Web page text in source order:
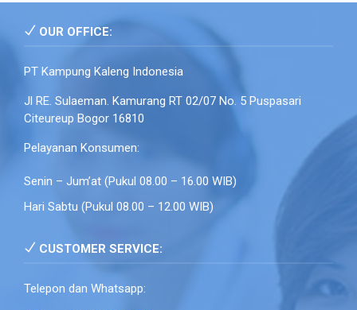
OUR OFFICE:
PT Kampung Kaleng Indonesia
Jl RE. Sulaeman. Kamurang RT 02/07 No. 5 Puspasari
Citeureup Bogor 16810
Pelayanan Konsumen:
Senin – Jum’at (Pukul 08.00 – 16.00 WIB)
Hari Sabtu (Pukul 08.00 – 12.00 WIB)
CUSTOMER SERVICE:
Telepon dan Whatsapp: